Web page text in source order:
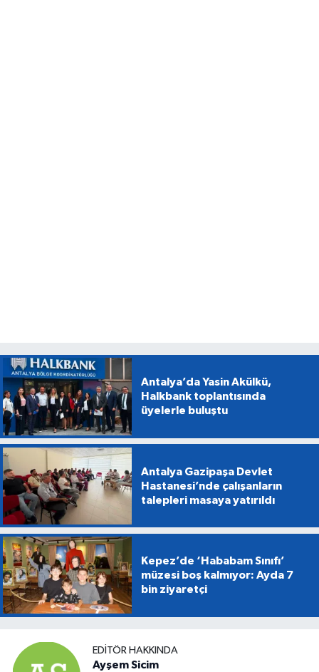
Antalya’da Yasin Akülkü,
Halkbank toplantısında
üyelerle buluştu
Antalya Gazipaşa Devlet
Hastanesi’nde çalışanların
talepleri masaya yatırıldı
Kepez’de ‘Hababam Sınıfı’
müzesi boş kalmıyor: Ayda 7
bin ziyaretçi
EDITÖR HAKKINDA
Ayşem Sicim